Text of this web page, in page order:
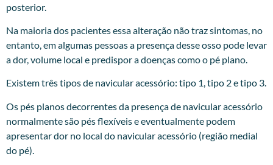
posterior.
Na maioria dos pacientes essa alteração não traz sintomas, no
entanto, em algumas pessoas a presença desse osso pode levar
a dor, volume local e predispor a doenças como o pé plano.
Existem três tipos de navicular acessório: tipo 1, tipo 2 e tipo 3.
Os pés planos decorrentes da presença de navicular acessório
normalmente são pés flexíveis e eventualmente podem
apresentar dor no local do navicular acessório (região medial
do pé).